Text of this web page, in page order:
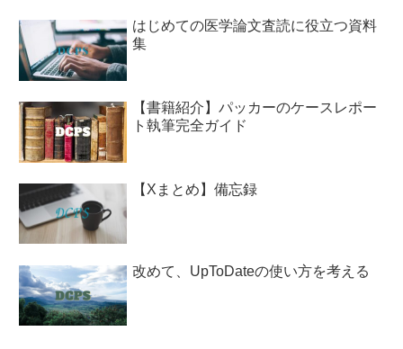
はじめての医学論文査読に役立つ資料
集
【書籍紹介】パッカーのケースレポー
ト執筆完全ガイド
【Xまとめ】備忘録
改めて、UpToDateの使い方を考える